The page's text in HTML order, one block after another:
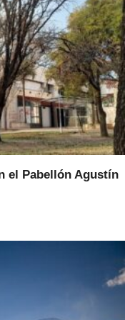
el Pabellón Agustín